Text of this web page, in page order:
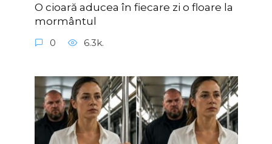
O cioară aducea în fiecare zi o floare la
mormântul
0 6.3k.